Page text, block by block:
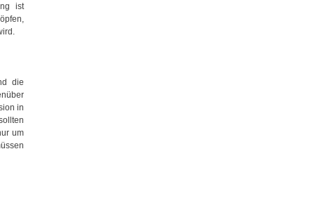
ist
die
in
um